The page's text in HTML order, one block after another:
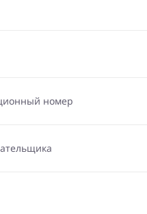
номер